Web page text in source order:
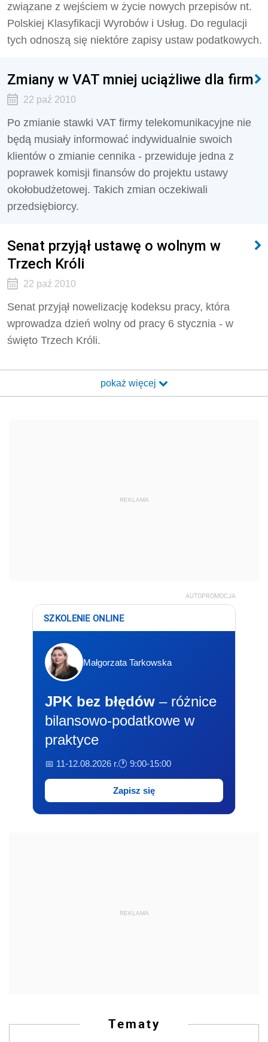
związane z wejściem w życie nowych przepisów nt.
Polskiej Klasyfikacji Wyrobów i Usług. Do regulacji
tych odnoszą się niektóre zapisy ustaw podatkowych.
Zmiany w VAT mniej uciążliwe dla firm
22 paź 2010
Po zmianie stawki VAT firmy telekomunikacyjne nie
będą musiały informować indywidualnie swoich
klientów o zmianie cennika - przewiduje jedna z
poprawek komisji finansów do projektu ustawy
okołobudżetowej. Takich zmian oczekiwali
przedsiębiorcy.
Senat przyjął ustawę o wolnym w
Trzech Króli
22 paź 2010
Senat przyjął nowelizację kodeksu pracy, która
wprowadza dzień wolny od pracy 6 stycznia - w
święto Trzech Króli.
pokaż więcej
REKLAMA
AUTOPROMOCJA
SZKOLENIE ONLINE
Małgorzata Tarkowska
JPK bez błędów – różnice
bilansowo-podatkowe w
praktyce
📅 11-12.08.2026 r.🕐 9:00-15:00
Zapisz się
REKLAMA
Tematy